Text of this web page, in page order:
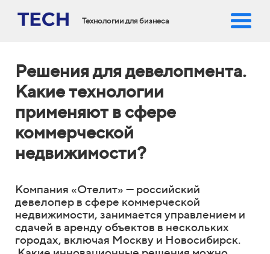
Технологии для бизнеса
Решения для девелопмента.
Какие технологии
применяют в сфере
коммерческой
недвижимости?
Компания «Отелит» — российский
девелопер в сфере коммерческой
недвижимости, занимается управлением и
сдачей в аренду объектов в нескольких
городах, включая Москву и Новосибирск.